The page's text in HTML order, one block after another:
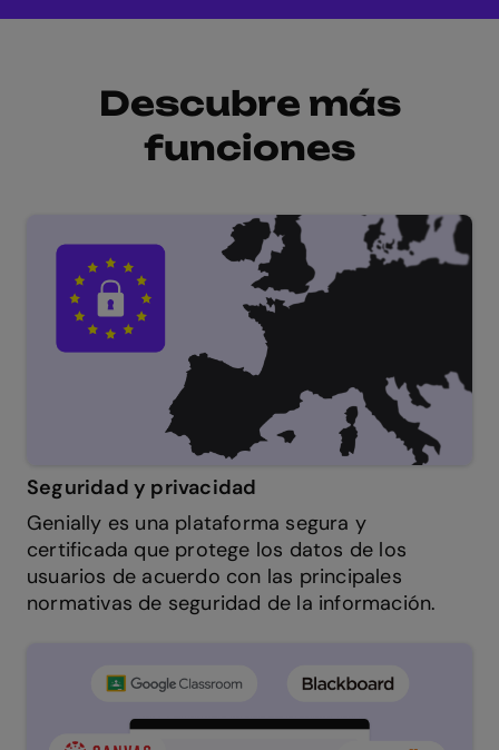
Descubre más
funciones
Seguridad y privacidad
Genially es una plataforma segura y
certificada que protege los datos de los
usuarios de acuerdo con las principales
normativas de seguridad de la información.